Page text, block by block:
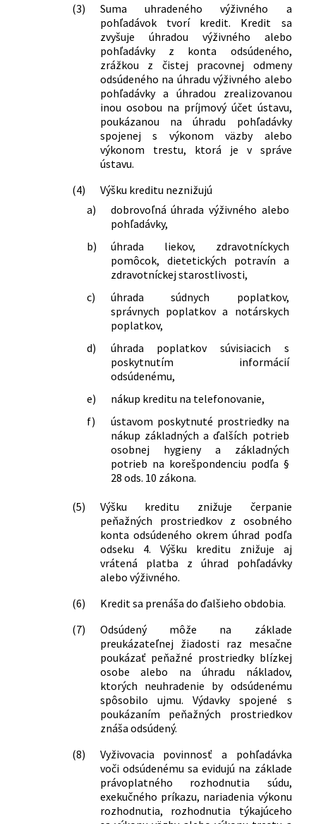
(3)
Suma uhradeného výživného a
pohľadávok tvorí kredit. Kredit sa
zvyšuje úhradou výživného alebo
pohľadávky z konta odsúdeného,
zrážkou z čistej pracovnej odmeny
odsúdeného na úhradu výživného alebo
pohľadávky a úhradou zrealizovanou
inou osobou na príjmový účet ústavu,
poukázanou na úhradu pohľadávky
spojenej s výkonom väzby alebo
výkonom trestu, ktorá je v správe
ústavu.
(4)
Výšku kreditu neznižujú
a)
dobrovoľná úhrada výživného alebo
pohľadávky,
b)
úhrada liekov, zdravotníckych
pomôcok, dietetických potravín a
zdravotníckej starostlivosti,
c)
úhrada súdnych poplatkov,
správnych poplatkov a notárskych
poplatkov,
d)
úhrada poplatkov súvisiacich s
poskytnutím informácií
odsúdenému,
e)
nákup kreditu na telefonovanie,
f)
ústavom poskytnuté prostriedky na
nákup základných a ďalších potrieb
osobnej hygieny a základných
potrieb na korešpondenciu podľa §
28 ods. 10 zákona.
(5)
Výšku kreditu znižuje čerpanie
peňažných prostriedkov z osobného
konta odsúdeného okrem úhrad podľa
odseku 4. Výšku kreditu znižuje aj
vrátená platba z úhrad pohľadávky
alebo výživného.
(6)
Kredit sa prenáša do ďalšieho obdobia.
(7)
Odsúdený môže na základe
preukázateľnej žiadosti raz mesačne
poukázať peňažné prostriedky blízkej
osobe alebo na úhradu nákladov,
ktorých neuhradenie by odsúdenému
spôsobilo ujmu. Výdavky spojené s
poukázaním peňažných prostriedkov
znáša odsúdený.
(8)
Vyživovacia povinnosť a pohľadávka
voči odsúdenému sa evidujú na základe
právoplatného rozhodnutia súdu,
exekučného príkazu, nariadenia výkonu
rozhodnutia, rozhodnutia týkajúceho